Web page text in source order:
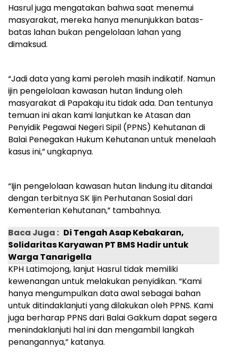
Hasrul juga mengatakan bahwa saat menemui
masyarakat, mereka hanya menunjukkan batas-
batas lahan bukan pengelolaan lahan yang
dimaksud.
“Jadi data yang kami peroleh masih indikatif. Namun
ijin pengelolaan kawasan hutan lindung oleh
masyarakat di Papakaju itu tidak ada. Dan tentunya
temuan ini akan kami lanjutkan ke Atasan dan
Penyidik Pegawai Negeri Sipil (PPNS) Kehutanan di
Balai Penegakan Hukum Kehutanan untuk menelaah
kasus ini,” ungkapnya.
“Ijin pengelolaan kawasan hutan lindung itu ditandai
dengan terbitnya SK Ijin Perhutanan Sosial dari
Kementerian Kehutanan,” tambahnya.
Baca Juga : Di Tengah Asap Kebakaran,
Solidaritas Karyawan PT BMS Hadir untuk
Warga Tanarigella
KPH Latimojong, lanjut Hasrul tidak memiliki
kewenangan untuk melakukan penyidikan. “Kami
hanya mengumpulkan data awal sebagai bahan
untuk ditindaklanjuti yang dilakukan oleh PPNS. Kami
juga berharap PPNS dari Balai Gakkum dapat segera
menindaklanjuti hal ini dan mengambil langkah
penangannya,” katanya.